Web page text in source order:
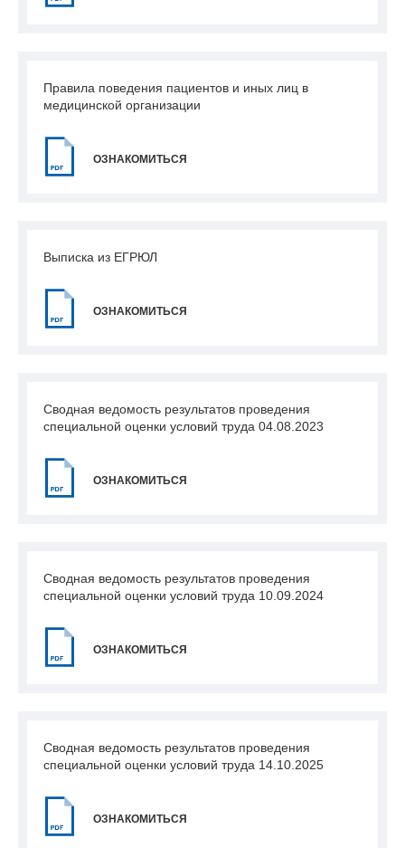
Правила поведения пациентов и иных лиц в
медицинской организации
ОЗНАКОМИТЬСЯ
Выписка из ЕГРЮЛ
ОЗНАКОМИТЬСЯ
Сводная ведомость результатов проведения
специальной оценки условий труда 04.08.2023
ОЗНАКОМИТЬСЯ
Сводная ведомость результатов проведения
специальной оценки условий труда 10.09.2024
ОЗНАКОМИТЬСЯ
Сводная ведомость результатов проведения
специальной оценки условий труда 14.10.2025
ОЗНАКОМИТЬСЯ